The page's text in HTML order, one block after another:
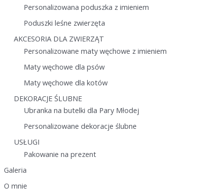
Personalizowana poduszka z imieniem
Poduszki leśne zwierzęta
AKCESORIA DLA ZWIERZĄT
Personalizowane maty węchowe z imieniem
Maty węchowe dla psów
Maty węchowe dla kotów
DEKORACJE ŚLUBNE
Ubranka na butelki dla Pary Młodej
Personalizowane dekoracje ślubne
USŁUGI
Pakowanie na prezent
Galeria
O mnie